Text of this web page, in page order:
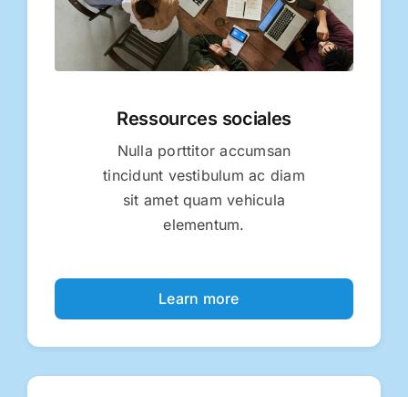
Ressources sociales
Nulla porttitor accumsan
tincidunt vestibulum ac diam
sit amet quam vehicula
elementum.
Learn more